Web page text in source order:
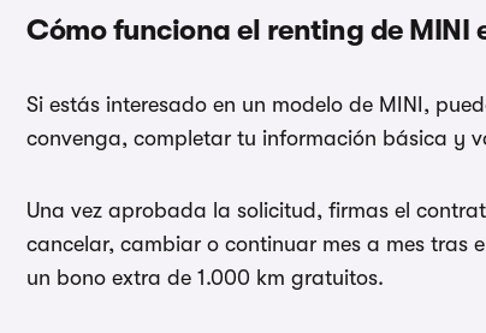
Cómo funciona el renting de MINI
Si estás interesado en un modelo de MINI,
convenga, completar tu información básica y
Una vez aprobada la solicitud, firmas el
cancelar, cambiar o continuar mes a mes tras
un bono extra de 1.000 km gratuitos.